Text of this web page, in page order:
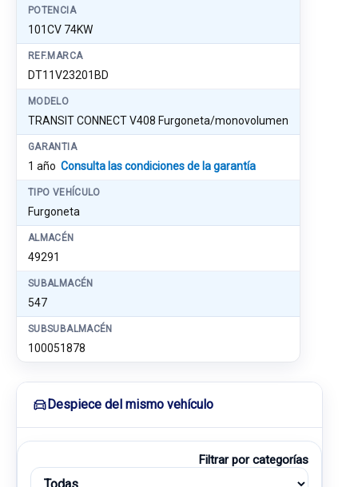
POTENCIA
101CV 74KW
REF.MARCA
DT11V23201BD
MODELO
TRANSIT CONNECT V408 Furgoneta/monovolumen
GARANTIA
1 año Consulta las condiciones de la garantía
TIPO VEHÍCULO
Furgoneta
ALMACÉN
49291
SUBALMACÉN
547
SUBSUBALMACÉN
100051878
Despiece del mismo vehículo
Filtrar por categorías